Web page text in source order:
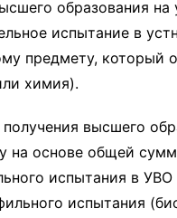
образования на
испытание в
предмету, который
химия).
высшего
на основе общей
испытания в
испытания